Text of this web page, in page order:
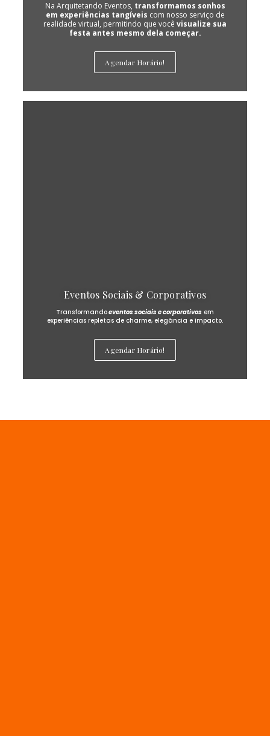
Na Arquitetando Eventos, transformamos sonhos
em experiências tangíveis com nosso serviço de
realidade virtual, permitindo que você visualize sua
festa antes mesmo dela começar.
Agendar Horário!
Eventos Sociais & Corporativos
Transformandoeventos sociais e corporativos em
experiências repletas de charme, elegância e impacto.
Agendar Horário!